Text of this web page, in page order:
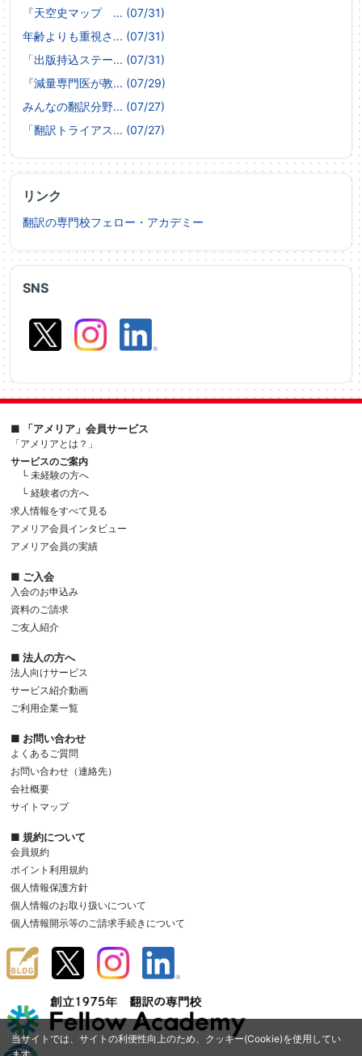
当サイトでは、サイトの利便性向上のため、クッキー(Cookie)を使用してい
SNS
『天空史マップ ... (07/31)
年齢よりも重視さ... (07/31)
「出版持込ステー... (07/31)
『減量専門医が教... (07/29)
みんなの翻訳分野... (07/27)
「翻訳トライアス... (07/27)
リンク
翻訳の専門校フェロー・アカデミー
■ 「アメリア」会員サービス
「アメリアとは？」
サービスのご案内
└ 未経験の方へ
└ 経験者の方へ
求人情報をすべて見る
アメリア会員インタビュー
アメリア会員の実績
■ ご入会
入会のお申込み
資料のご請求
ご友人紹介
■ 法人の方へ
法人向けサービス
サービス紹介動画
ご利用企業一覧
■ お問い合わせ
よくあるご質問
お問い合わせ（連絡先）
会社概要
サイトマップ
■ 規約について
会員規約
ポイント利用規約
個人情報保護方針
個人情報のお取り扱いについて
個人情報開示等のご請求手続きについて